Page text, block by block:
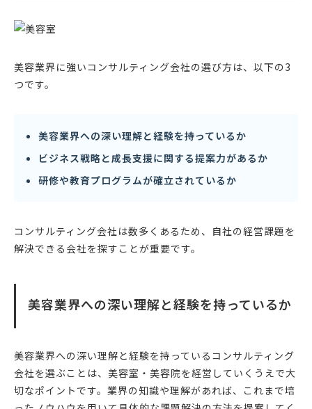
美容業界に強いコンサルティング会社の選び方は、以下の3
つです。
美容業界への深い理解と経験を持っているか
ビジネス戦略と成長支援に関する提案力があるか
研修や教育プログラムが確立されているか
コンサルティング会社は数多くあるため、自社の経営課題を
解決できる会社を探すことが重要です。
美容業界への深い理解と経験を持っているか
美容業界への深い理解と経験を持っているコンサルティング
会社を選ぶことは、美容室・美容院を経営していくうえで大
切なポイントです。業界の知識や理解があれば、これまで培